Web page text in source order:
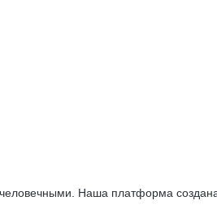
Наша платформа создана